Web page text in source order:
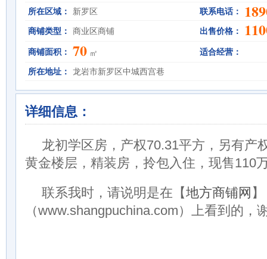
所在区域：
新罗区 联系电话：
商铺类型： 商业区商铺 出售价格：
商铺面积： 70 ㎡ 适合经营：
所在地址： 龙岩市新罗区中城西宫巷
详细信息：
龙初学区房，产权70.31平方，另有产
黄金楼层，精装房，拎包入住，现售110
联系我时，请说明是在【地方商铺网 】
（www.shangpuchina.com）上看到的，